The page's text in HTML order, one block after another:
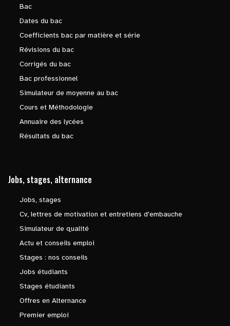
Bac
Dates du bac
Coefficients bac par matière et série
Révisions du bac
Corrigés du bac
Bac professionnel
Simulateur de moyenne au bac
Cours et Méthodologie
Annuaire des lycées
Résultats du bac
Jobs, stages, alternance
Jobs, stages
Cv, lettres de motivation et entretiens d'embauche
Simulateur de qualité
Actu et conseils emploi
Stages : nos conseils
Jobs étudiants
Stages étudiants
Offres en Alternance
Premier emploi